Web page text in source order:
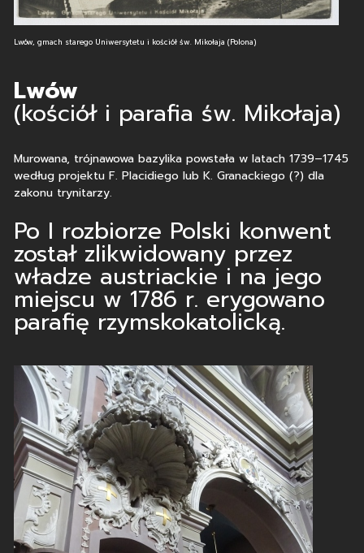
Lwów, gmach starego Uniwersytetu i kościół św. Mikołaja (Polona)
Lwów
(kościół i parafia św. Mikołaja)
Murowana, trójnawowa bazylika powstała w latach 1739–1745
według projektu F. Placidiego lub K. Granackiego (?) dla
zakonu trynitarzy.
Po I rozbiorze Polski konwent
został zlikwidowany przez
władze austriackie i na jego
miejscu w 1786 r. erygowano
parafię rzymskokatolicką.